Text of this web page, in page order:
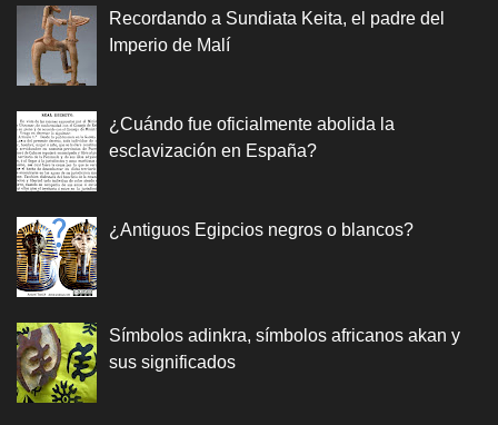
Recordando a Sundiata Keita, el padre del
Imperio de Malí
¿Cuándo fue oficialmente abolida la
esclavización en España?
¿Antiguos Egipcios negros o blancos?
Símbolos adinkra, símbolos africanos akan y
sus significados